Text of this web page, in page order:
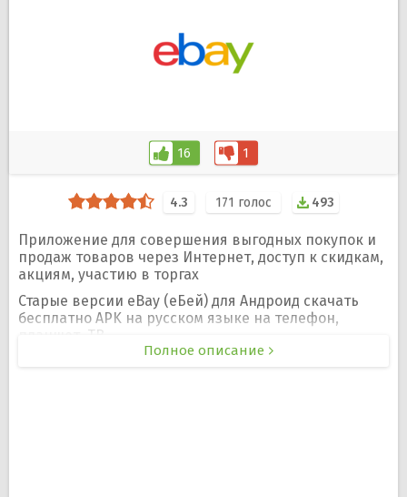
16 1
4.3 171 голос 493
Приложение для совершения выгодных покупок и
продаж товаров через Интернет, доступ к скидкам,
акциям, участию в торгах
Старые версии eBay (еБей) для Андроид скачать
бесплатно APK на русском языке на телефон,
планшет, ТВ.
Полное описание